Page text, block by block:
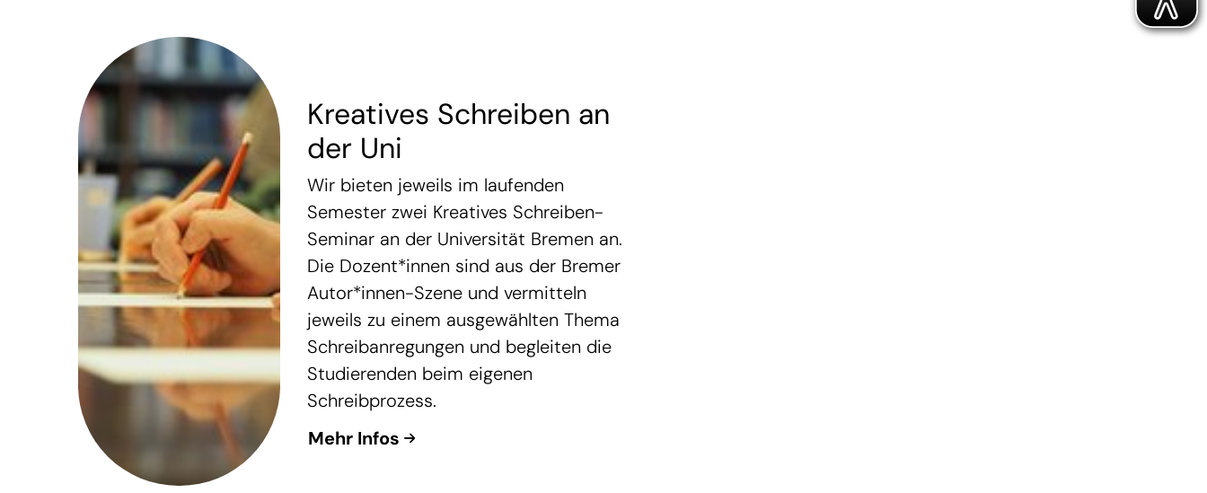
Kreatives Schreiben an
der Uni
Wir bieten jeweils im laufenden
Semester zwei Kreatives Schreiben-
Seminar an der Universität Bremen an.
Die Dozent*innen sind aus der Bremer
Autor*innen-Szene und vermitteln
jeweils zu einem ausgewählten Thema
Schreibanregungen und begleiten die
Studierenden beim eigenen
Schreibprozess.
Mehr Infos